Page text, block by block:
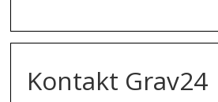
Kontakt Grav24